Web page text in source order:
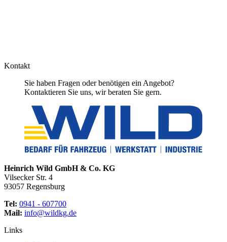
Kontakt
Sie haben Fragen oder benötigen ein Angebot?
Kontaktieren Sie uns, wir beraten Sie gern.
Heinrich Wild GmbH & Co. KG
Vilsecker Str. 4
93057 Regensburg
Tel: 0941 - 607700
Mail: info@wildkg.de
Links